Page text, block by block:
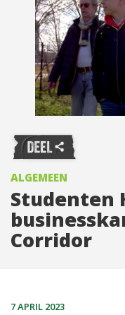
ALGEMEEN
Studenten
Corridor
7 APRIL 2023